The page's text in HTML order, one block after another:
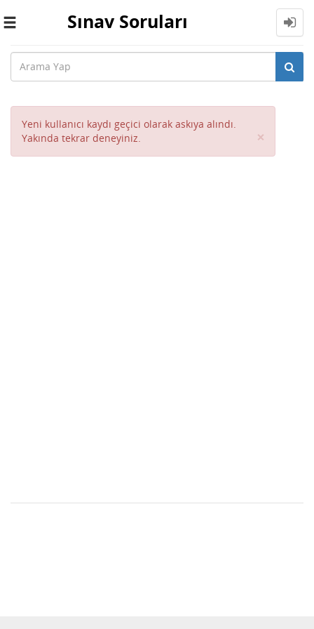
Toggle
Sınav Soruları
Yeni kullanıcı kaydı geçici olarak askıya alındı.
Yakında tekrar deneyiniz.
×